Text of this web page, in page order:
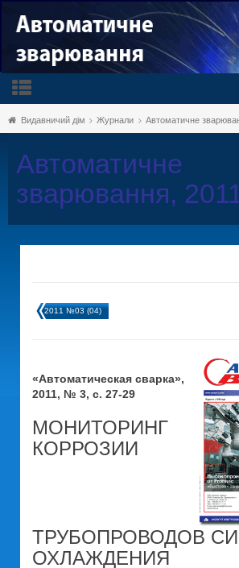
Видавничий дім Журнали Автоматичне
Автоматичне
зварювання,
2011 №03 (04)
«Автоматическая сварка»,
2011, № 3, с. 27-29
МОНИТОРИНГ
КОРРОЗИИ
ТРУБОПРОВОДОВ
ОХЛАЖДЕНИЯ